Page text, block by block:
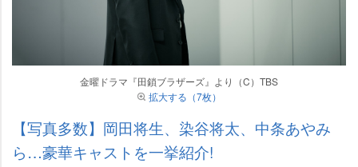
金曜ドラマ『田鎖ブラザーズ』より（C）TBS
拡大する（7枚）
【写真多数】岡田将生、染谷将太、中条あやみ
ら…豪華キャストを一挙紹介!